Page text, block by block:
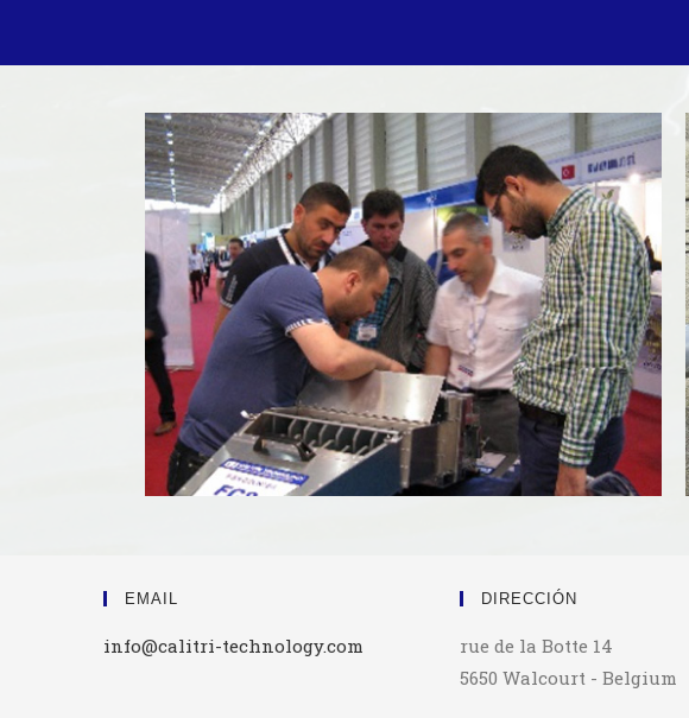
EMAIL
info@calitri-technology.com
DIRECCIÓN
rue de la Botte 14
5650 Walcourt - Belgium